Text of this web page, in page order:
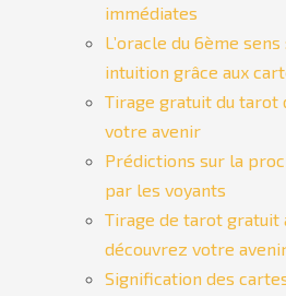
immédiates
L’oracle du 6ème
intuition grâce aux
Tirage gratuit du tarot
votre avenir
Prédictions sur la
par les voyants
Tirage de tarot gratuit
découvrez votre
Signification des